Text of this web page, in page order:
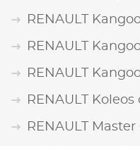
RENAULT
RENAULT
RENAULT
RENAULT Koleos
RENAULT